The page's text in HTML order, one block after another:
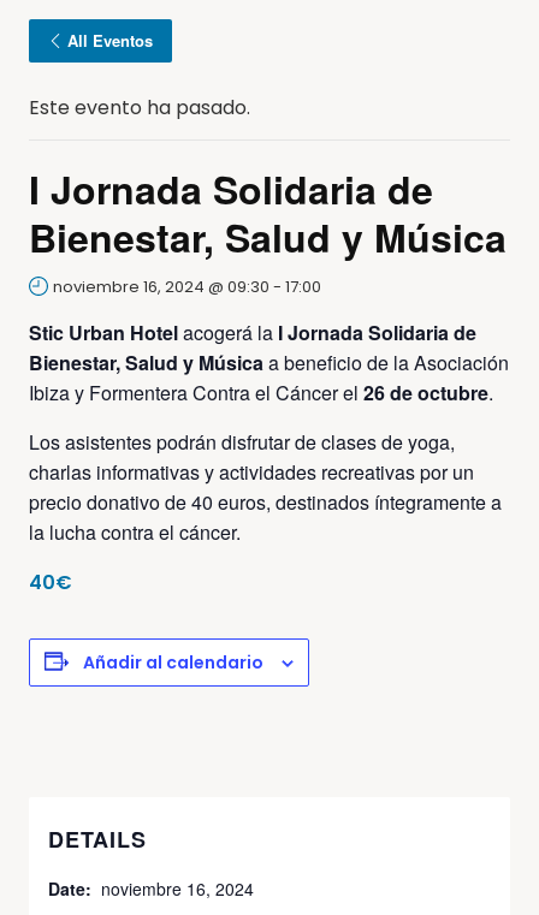
All Eventos
Este evento ha pasado.
I Jornada Solidaria de
Bienestar, Salud y Música
noviembre 16, 2024 @ 09:30 - 17:00
Stic Urban Hotelacogerá la I Jornada Solidaria de
Bienestar, Salud y Músicaa beneficio de la Asociación
Ibiza y Formentera Contra el Cáncer el 26 de octubre.
Los asistentes podrán disfrutar de clases de yoga,
charlas informativas y actividades recreativas por un
precio donativo de 40 euros, destinados íntegramente a
la lucha contra el cáncer.
40€
Añadir al calendario
DETAILS
Date: noviembre 16, 2024